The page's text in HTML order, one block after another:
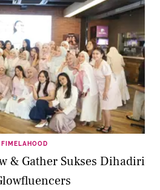
FIMELAHOOD
& Gather Sukses Dihadiri